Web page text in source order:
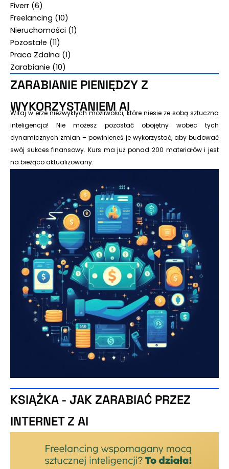
Fiverr (6)
Freelancing (10)
Nieruchomości (1)
Pozostałe (11)
Praca Zdalna (1)
Zarabianie (10)
ZARABIANIE PIENIĘDZY Z
WYKORZYSTANIEM AI
Witaj w erze niezwykłych możliwości, które niesie ze sobą sztuczna
inteligencja! Nie możesz pozostać obojętny wobec tych
dynamicznych zmian – powinieneś je wykorzystać, aby budować
swój sukces finansowy. Kurs ma już ponad 200 materiałów i jest
na bieżąco aktualizowany.
KSIĄŻKA - JAK ZARABIAĆ PRZEZ
INTERNET Z AI